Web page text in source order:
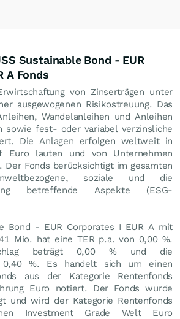
Sustainable Bond - EUR
A Fonds
von Zinserträgen unter
ausgewogenen Risikostreuung. Das
Wandelanleihen und Anleihen
sowie fest- oder variabel verzinsliche
Die Anlagen erfolgen weltweit in
Euro lauten und von Unternehmen
Der Fonds berücksichtigt im gesamten
soziale und die
betreffende Aspekte (ESG-
Bond - EUR Corporates I EUR A mit
Mio. hat eine TER p.a. von 0,00 %.
beträgt 0,00 % und die
0,40 %. Es handelt sich um einen
aus der Kategorie Rentenfonds
Euro notiert. Der Fonds wurde
und wird der Kategorie Rentenfonds
Investment Grade Welt Euro